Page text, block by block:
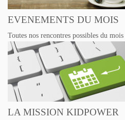
EVENEMENTS DU MOIS
Toutes nos rencontres possibles du
LA MISSION KIDPOWER